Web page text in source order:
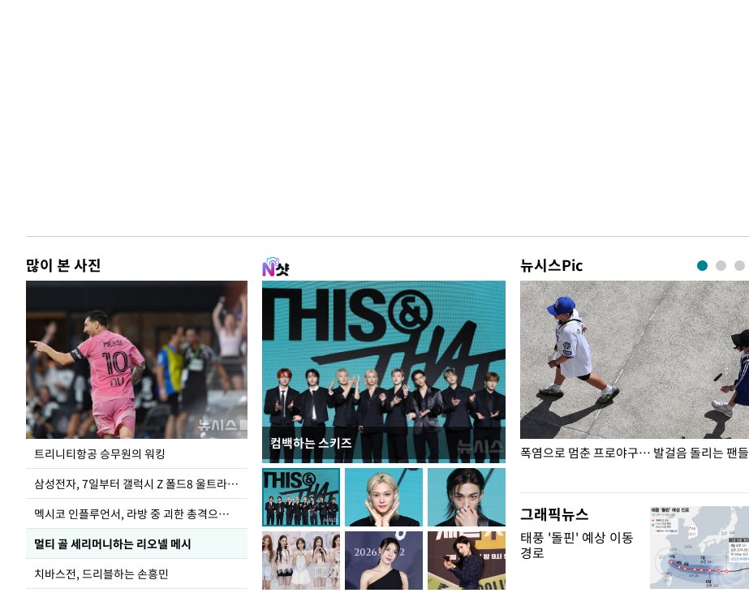
많이 본 사진
트리니티항공 승무원의 워킹
삼성전자, 7일부터 갤럭시 Z 폴드8 울트라·폴드8·플립8 출시
멕시코 인플루언서, 라방 중 괴한 총격으로 사망
멀티 골 세리머니하는 리오넬 메시
치바스전, 드리블하는 손흥민
컴백하는 스키즈
뉴시스Pic
입추 하루 앞둔 전남광주… 열화상 카메라에 담긴
폭염
폭염으로 멈춘 프로야구… 발걸음 돌리는 팬들
그래픽뉴스
태풍 '돌핀' 예상 이동
경로